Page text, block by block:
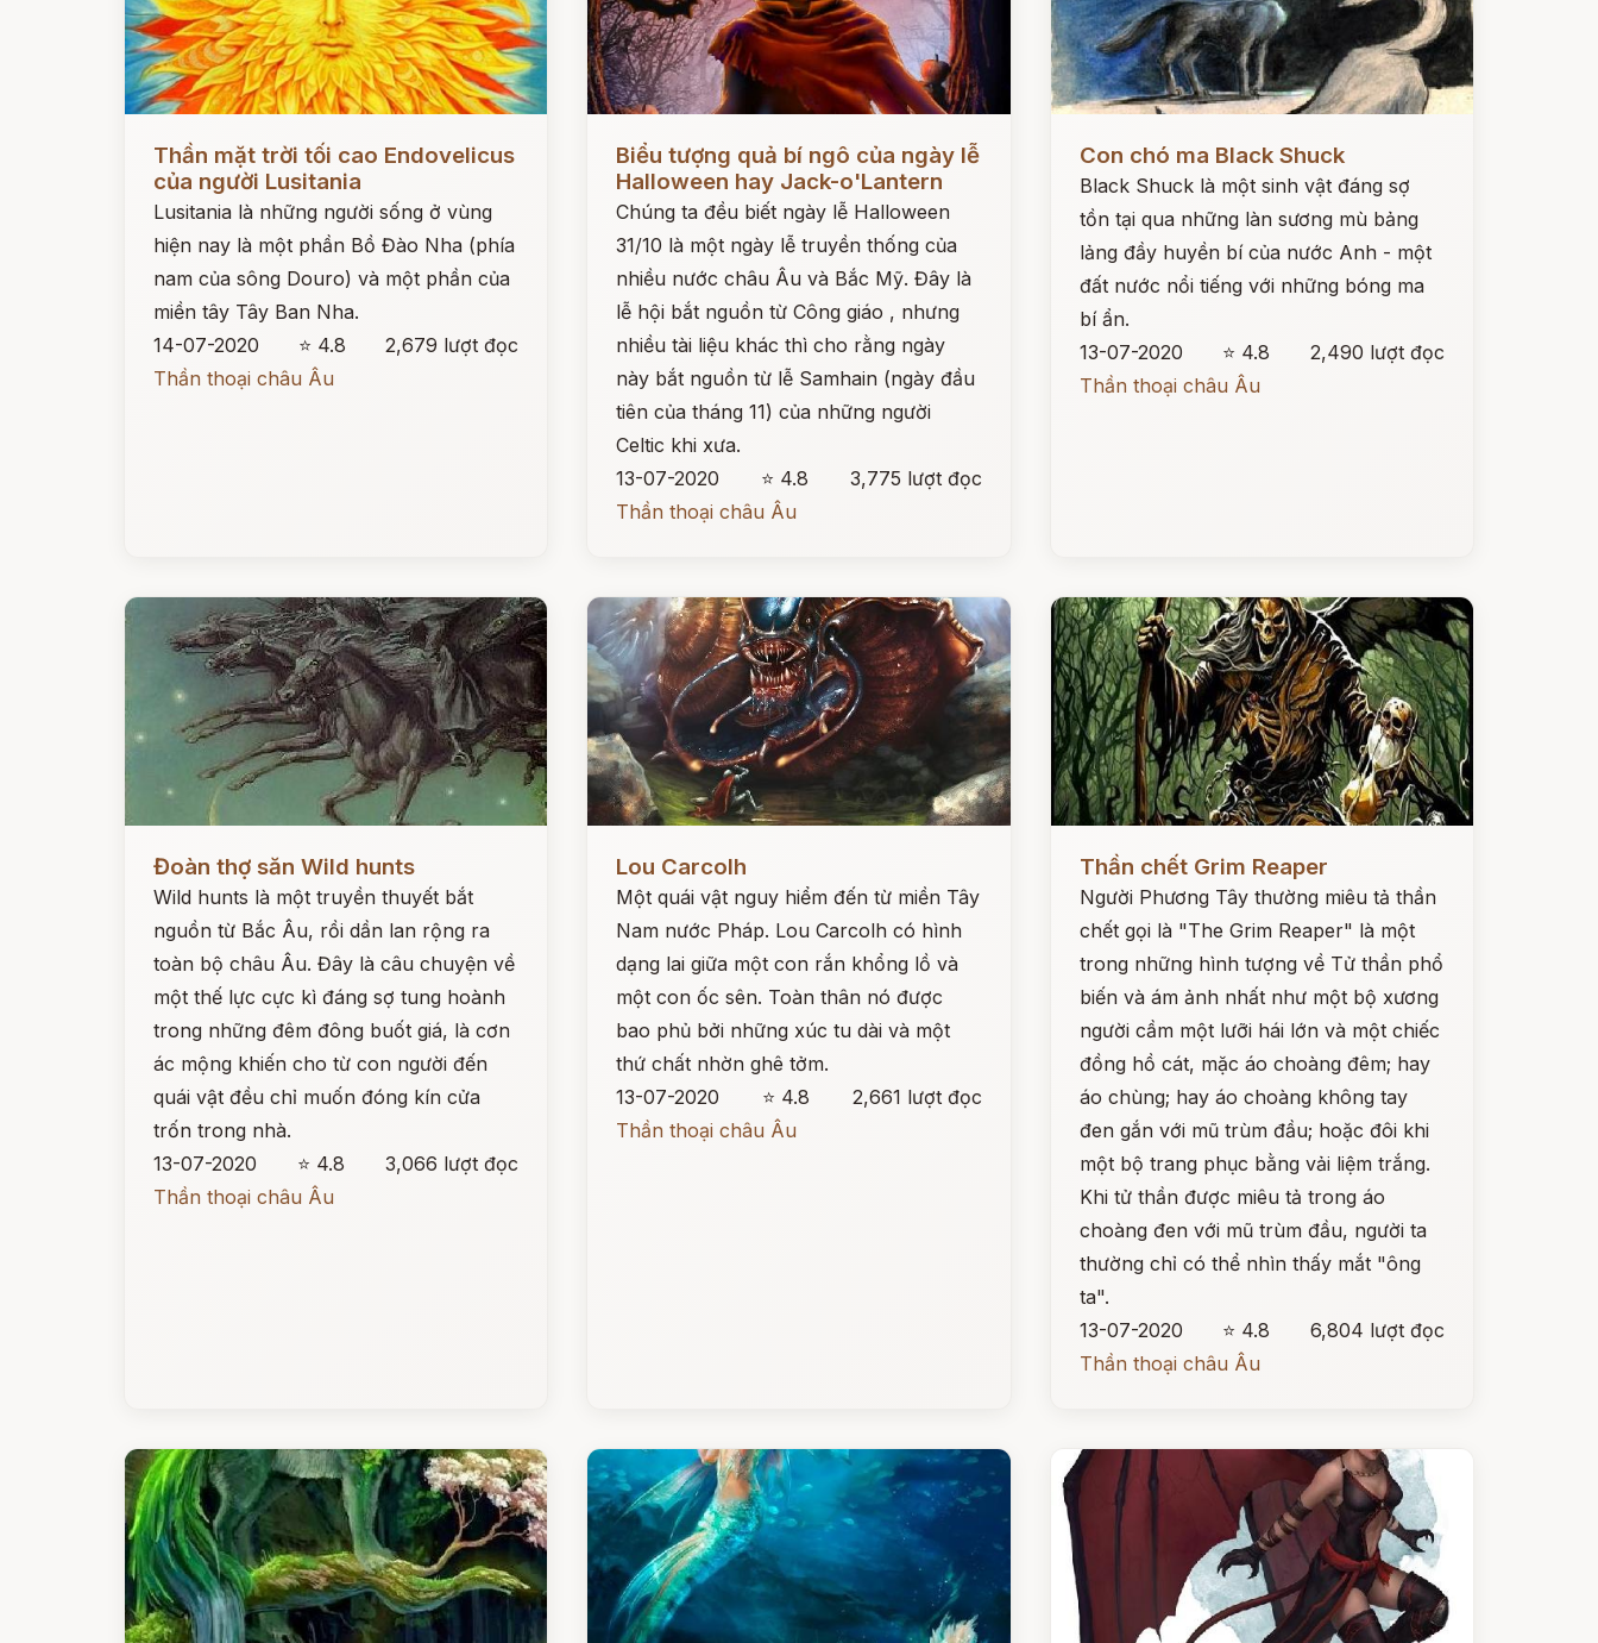
Đọc ngay
Thần mặt trời tối cao Endovelicus
của người Lusitania
Lusitania là những người sống ở vùng
hiện nay là một phần Bồ Đào Nha (phía
nam của sông Douro) và một phần của
miền tây Tây Ban Nha.
14-07-2020
⭐ 4.8
2,679 lượt đọc
Thần thoại châu Âu
Đọc ngay
Biểu tượng quả bí ngô của ngày lễ
Halloween hay Jack-o'Lantern
Chúng ta đều biết ngày lễ Halloween
31/10 là một ngày lễ truyền thống của
nhiều nước châu Âu và Bắc Mỹ. Đây là
lễ hội bắt nguồn từ Công giáo , nhưng
nhiều tài liệu khác thì cho rằng ngày
này bắt nguồn từ lễ Samhain (ngày đầu
tiên của tháng 11) của những người
Celtic khi xưa.
13-07-2020
⭐ 4.8
3,775 lượt đọc
Thần thoại châu Âu
Con chó ma Black Shuck
Black Shuck là một sinh vật đáng sợ
tồn tại qua những làn sương mù bảng
lảng đầy huyền bí của nước Anh - một
đất nước nổi tiếng với những bóng ma
bí ẩn.
13-07-2020
⭐ 4.8
2,490 lượt đọc
Thần thoại châu Âu
Đoàn thợ săn Wild hunts
Wild hunts là một truyền thuyết bắt
nguồn từ Bắc Âu, rồi dần lan rộng ra
toàn bộ châu Âu. Đây là câu chuyện về
một thế lực cực kì đáng sợ tung hoành
trong những đêm đông buốt giá, là cơn
ác mộng khiến cho từ con người đến
quái vật đều chỉ muốn đóng kín cửa
trốn trong nhà.
13-07-2020
⭐ 4.8
3,066 lượt đọc
Thần thoại châu Âu
Lou Carcolh
Một quái vật nguy hiểm đến từ miền Tây
Nam nước Pháp. Lou Carcolh có hình
dạng lai giữa một con rắn khổng lồ và
một con ốc sên. Toàn thân nó được
bao phủ bởi những xúc tu dài và một
thứ chất nhờn ghê tởm.
13-07-2020
⭐ 4.8
2,661 lượt đọc
Thần thoại châu Âu
Đọc ngay
Thần chết Grim Reaper
Người Phương Tây thường miêu tả thần
chết gọi là "The Grim Reaper" là một
trong những hình tượng về Tử thần phổ
biến và ám ảnh nhất như một bộ xương
người cầm một lưỡi hái lớn và một chiếc
đồng hồ cát, mặc áo choàng đêm; hay
áo chùng; hay áo choàng không tay
đen gắn với mũ trùm đầu; hoặc đôi khi
một bộ trang phục bằng vải liệm trắng.
Khi tử thần được miêu tả trong áo
choàng đen với mũ trùm đầu, người ta
thường chỉ có thể nhìn thấy mắt "ông
ta".
13-07-2020
⭐ 4.8
6,804 lượt đọc
Thần thoại châu Âu